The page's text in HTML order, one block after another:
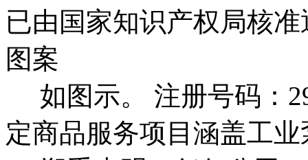
已由国家知识产权局核
图案
如图示。 注册号码：
定商品服务项目涵盖工